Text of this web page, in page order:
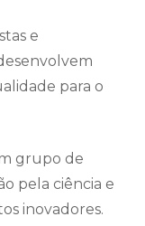
e
para o
grupo de
pela ciência e
inovadores.